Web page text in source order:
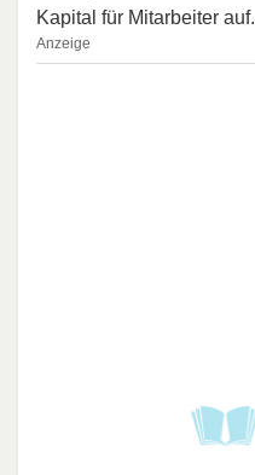
Kapital für Mitarbeiter auf.
Anzeige